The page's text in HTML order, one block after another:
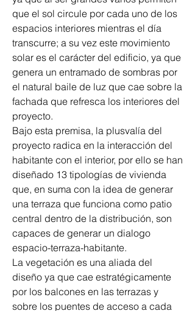
que el sol circule por cada uno de los
espacios interiores mientras el día
transcurre; a su vez este movimiento
solar es el carácter del edificio, ya que
genera un entramado de sombras por
el natural baile de luz que cae sobre la
fachada que refresca los interiores del
proyecto.
Bajo esta premisa, la plusvalía del
proyecto radica en la interacción del
habitante con el interior, por ello se han
diseñado 13 tipologías de vivienda
que, en suma con la idea de generar
una terraza que funciona como patio
central dentro de la distribución, son
capaces de generar un dialogo
espacio-terraza-habitante.
La vegetación es una aliada del
diseño ya que cae estratégicamente
por los balcones en las terrazas y
sobre los puentes de acceso a cada